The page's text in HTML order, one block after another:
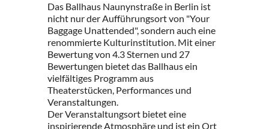
Das Ballhaus Naunynstraße in Berlin ist
nicht nur der Aufführungsort von "Your
Baggage Unattended", sondern auch eine
renommierte Kulturinstitution. Mit einer
Bewertung von 4.3 Sternen und 27
Bewertungen bietet das Ballhaus ein
vielfältiges Programm aus
Theaterstücken, Performances und
Veranstaltungen.
Der Veranstaltungsort bietet eine
inspirierende Atmosphäre und ist ein Ort